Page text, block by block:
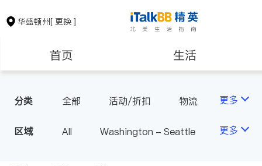
华盛顿州[ 更换 ]
首页 生活
房地产租售 银行贷款
分类 全部 活动/折扣 物流 更多
区域 All Washington - Seattle 更多